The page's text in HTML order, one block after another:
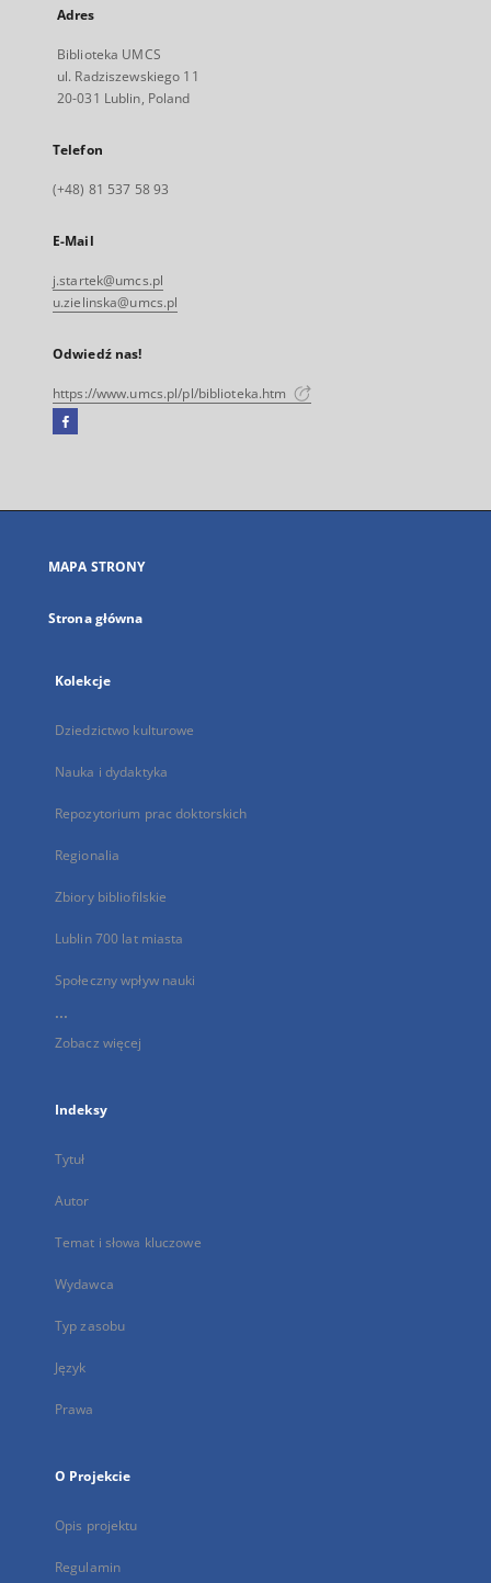
Adres
Biblioteka UMCS
ul. Radziszewskiego 11
20-031 Lublin, Poland
Telefon
(+48) 81 537 58 93
E-Mail
j.startek@umcs.pl
u.zielinska@umcs.pl
Odwiedź nas!
https://www.umcs.pl/pl/biblioteka.htm
Facebook
się
karcie
MAPA STRONY
Strona główna
Kolekcje
Dziedzictwo kulturowe
Nauka i dydaktyka
Repozytorium prac doktorskich
Regionalia
Zbiory bibliofilskie
Lublin 700 lat miasta
Społeczny wpływ nauki
...
Zobacz więcej
Indeksy
Tytuł
Autor
Temat i słowa kluczowe
Wydawca
Typ zasobu
Język
Prawa
O Projekcie
Opis projektu
Regulamin